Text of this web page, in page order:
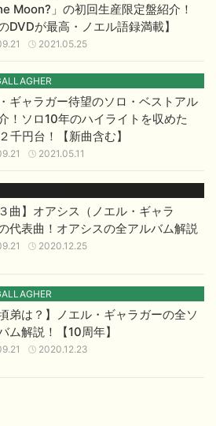
Moon?」の初回生産限定盤紹介！
DVDが最高・ノエル語録満載】
2021.05.25
ギャラガー待望のソロ・ベストアル
！ソロ10年のハイライトを収めた
千円台！【新曲含む】
2021.05.11
３曲】オアシス（ノエル・ギャラ
代表曲！オアシスの全アルバム解説
2020.12.25
頃弟は？】ノエル・ギャラガーの全ソ
ム解説！【10周年】
2020.12.23